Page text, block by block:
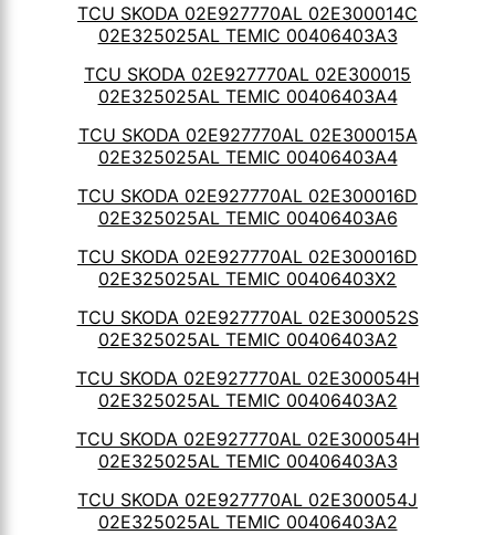
TCU SKODA 02E927770AL 02E300014C
02E325025AL TEMIC 00406403A3
TCU SKODA 02E927770AL 02E300015
02E325025AL TEMIC 00406403A4
TCU SKODA 02E927770AL 02E300015A
02E325025AL TEMIC 00406403A4
TCU SKODA 02E927770AL 02E300016D
02E325025AL TEMIC 00406403A6
TCU SKODA 02E927770AL 02E300016D
02E325025AL TEMIC 00406403X2
TCU SKODA 02E927770AL 02E300052S
02E325025AL TEMIC 00406403A2
TCU SKODA 02E927770AL 02E300054H
02E325025AL TEMIC 00406403A2
TCU SKODA 02E927770AL 02E300054H
02E325025AL TEMIC 00406403A3
TCU SKODA 02E927770AL 02E300054J
02E325025AL TEMIC 00406403A2